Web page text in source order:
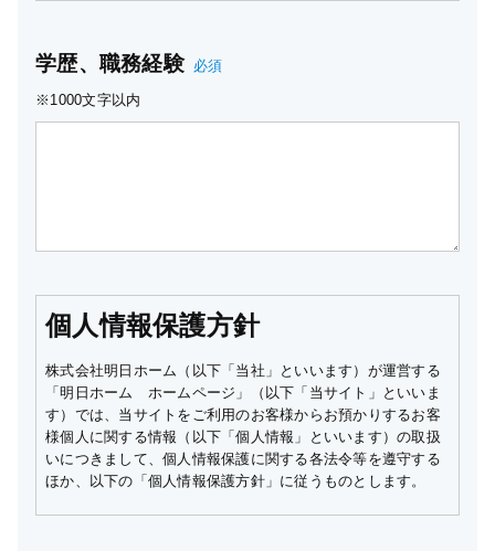
学歴、職務経験 必須
※1000文字以内
個人情報保護方針
株式会社明日ホーム（以下「当社」といいます）が運営する
「明日ホーム ホームページ」（以下「当サイト」といいま
す）では、当サイトをご利用のお客様からお預かりするお客
様個人に関する情報（以下「個人情報」といいます）の取扱
いにつきまして、個人情報保護に関する各法令等を遵守する
ほか、以下の「個人情報保護方針」に従うものとします。